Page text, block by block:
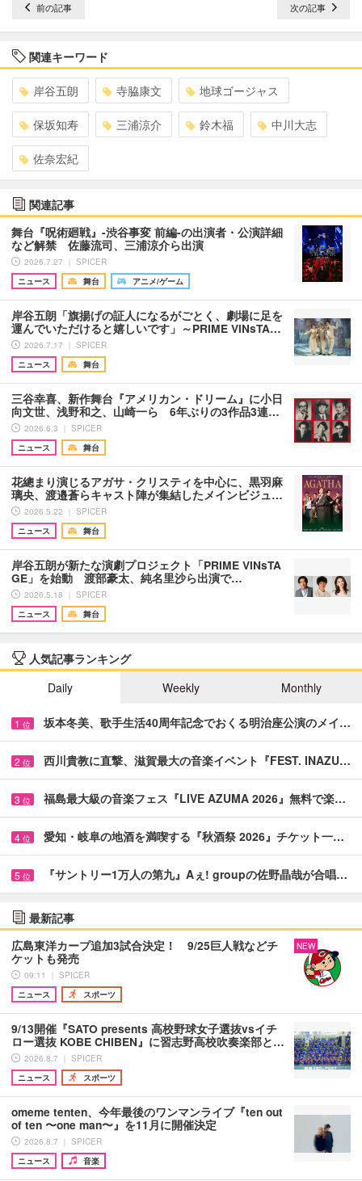
前の記事 次の記事
関連キーワード
岸谷五朗 寺脇康文 地球ゴージャス
保坂知寿 三浦涼介 鈴木福 中川大志
佐奈宏紀
関連記事
舞台『呪術廻戦』-渋谷事変 前編-の出演者・公演詳細
など解禁 佐藤流司、三浦涼介ら出演
2026.7.27 ｜ SPICER
ニュース
舞台 アニメ/ゲーム
岸谷五朗「旗揚げの証人になるがごとく、劇場に足を
運んでいただけると嬉しいです」～PRIME VINsTA…
2026.7.17 ｜ SPICER
ニュース
舞台
三谷幸喜、新作舞台『アメリカン・ドリーム』に小日
向文世、浅野和之、山崎一ら 6年ぶりの3作品3連…
2026.6.3 ｜ SPICER
ニュース
舞台
花總まり演じるアガサ・クリスティを中心に、黒羽麻
璃央、渡邉蒼らキャスト陣が集結したメインビジュ…
2026.5.22 ｜ SPICER
ニュース
舞台
岸谷五朗が新たな演劇プロジェクト「PRIME VINsTA
GE」を始動 渡部豪太、純名里沙ら出演で…
2026.5.18 ｜ SPICER
ニュース
舞台
人気記事ランキング
Daily
Weekly Monthly
1 位 坂本冬美、歌手生活40周年記念でおくる明治座公演のメイ…
2 位 西川貴教に直撃、滋賀最大の音楽イベント『FEST. INAZU…
3 位 福島最大級の音楽フェス『LIVE AZUMA 2026』無料で楽…
4 位 愛知・岐阜の地酒を満喫する『秋酒祭 2026』チケット一…
5 位 『サントリー1万人の第九』Aぇ! groupの佐野晶哉が合唱…
最新記事
広島東洋カープ追加3試合決定！ 9/25巨人戦などチ
ケットも発売
09:11 ｜ SPICER
ニュース
スポーツ
NEW
9/13開催『SATO presents 高校野球女子選抜vsイチ
ロー選抜 KOBE CHIBEN』に習志野高校吹奏楽部と…
2026.8.7 ｜ SPICER
ニュース
スポーツ
omeme tenten、今年最後のワンマンライブ『ten out
of ten 〜one man〜』を11月に開催決定
2026.8.7 ｜ SPICER
ニュース
音楽